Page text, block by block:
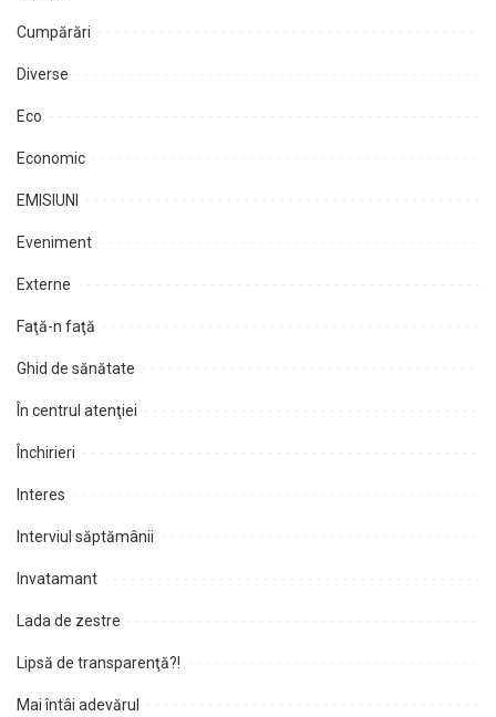
Cumpărări
Diverse
Eco
Economic
EMISIUNI
Eveniment
Externe
Faţă-n faţă
Ghid de sănătate
În centrul atenţiei
Închirieri
Interes
Interviul săptămânii
Invatamant
Lada de zestre
Lipsă de transparenţă?!
Mai întâi adevărul